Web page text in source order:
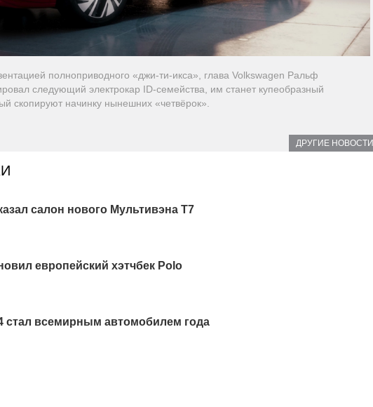
полноприводного «джи-ти-икса», глава Volkswagen Ральф
следующий электрокар ID-семейства, им станет купеобразный
скопируют начинку нынешних «четвёрок».
ДРУГИЕ НОВОСТИ
салон нового Мультивэна Т7
европейский хэтчбек Polo
стал всемирным автомобилем года